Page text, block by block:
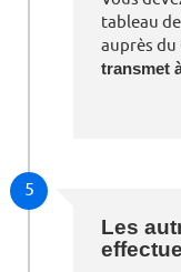
tableau
auprès du
transmet
5
Les